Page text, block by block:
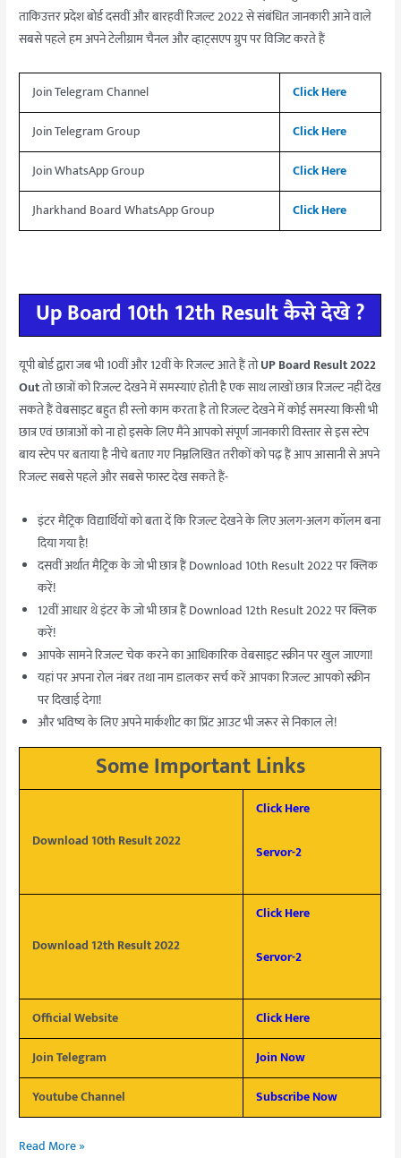
ताकिउत्तर प्रदेश बोर्ड दसवीं और बारहवीं रिजल्ट 2022 से संबंधित जानकारी आने वाले
सबसे पहले हम अपने टेलीग्राम चैनल और व्हाट्सएप ग्रुप पर विजिट करते हैं
Join Telegram Channel
Click Here
Join Telegram Group
Click Here
Join WhatsApp Group
Click Here
Jharkhand Board WhatsApp Group
Click Here
Up Board 10th 12th Result कैसे देखे ?
यूपी बोर्ड द्वारा जब भी 10वीं और 12वीं के रिजल्ट आते हैं तोUP Board Result 2022
Outतो छात्रों को रिजल्ट देखने में समस्याएं होती है एक साथ लाखों छात्र रिजल्ट नहीं देख
सकते हैं वेबसाइट बहुत ही स्लो काम करता है तो रिजल्ट देखने में कोई समस्या किसी भी
छात्र एवं छात्राओं को ना हो इसके लिए मैंने आपको संपूर्ण जानकारी विस्तार से इस स्टेप
बाय स्टेप पर बताया है नीचे बताए गए निम्नलिखित तरीकों को पढ़ हैं आप आसानी से अपने
रिजल्ट सबसे पहले और सबसे फास्ट देख सकते हैं-
इंटर मैट्रिक विद्यार्थियों को बता दें कि रिजल्ट देखने के लिए अलग-अलग कॉलम बना
दिया गया है!
दसवीं अर्थात मैट्रिक के जो भी छात्र हैं Download 10th Result 2022 पर क्लिक
करें!
12वीं आधार थे इंटर के जो भी छात्र हैं Download 12th Result 2022 पर क्लिक
करें!
आपके सामने रिजल्ट चेक करने का आधिकारिक वेबसाइट स्क्रीन पर खुल जाएगा!
यहां पर अपना रोल नंबर तथा नाम डालकर सर्च करें आपका रिजल्ट आपको स्क्रीन
पर दिखाई देगा!
और भविष्य के लिए अपने मार्कशीट का प्रिंट आउट भी जरूर से निकाल ले!
Some Important Links
Download 10th Result 2022
Click Here
Servor-2
Download 12th Result 2022
Click Here
Servor-2
Official Website
Click Here
Join Telegram
Join Now
Youtube Channel
Subscribe Now
Read More »